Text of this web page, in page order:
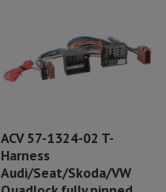
ACV 57-1324-02 T-
Harness
Audi/Seat/Skoda/VW